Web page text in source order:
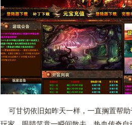
可甘切依旧如昨天一样，一直搁置帮助